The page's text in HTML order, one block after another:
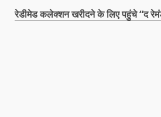
रेडीमेड कलेक्शन खरीदने के लिए पहुंचे “द